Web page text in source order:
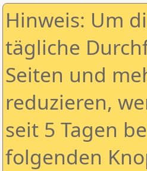
Hinweis: Um
tägliche
Seiten und
reduzieren,
seit 5 Tagen
folgenden